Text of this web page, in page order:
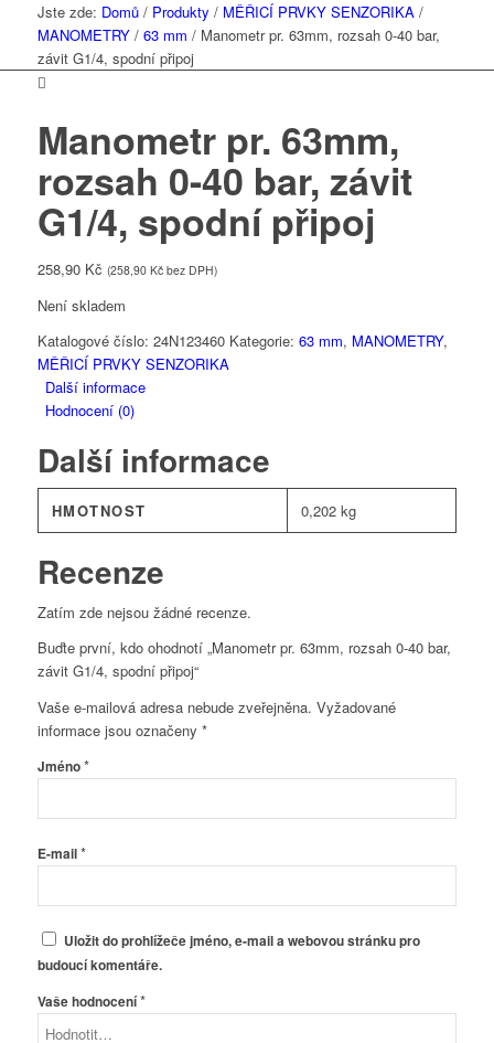
Jste zde: Domů / Produkty / MĚŘICÍ PRVKY SENZORIKA /
MANOMETRY / 63 mm / Manometr pr. 63mm, rozsah 0-40 bar,
závit G1/4, spodní připoj
Manometr pr. 63mm,
rozsah 0-40 bar, závit
G1/4, spodní připoj
258,90 Kč (258,90 Kčbez DPH)
Není skladem
Katalogové číslo: 24N123460 Kategorie: 63 mm, MANOMETRY,
MĚŘICÍ PRVKY SENZORIKA
Další informace
Hodnocení (0)
Další informace
HMOTNOST 0,202 kg
Recenze
Zatím zde nejsou žádné recenze.
Buďte první, kdo ohodnotí „Manometr pr. 63mm, rozsah 0-40 bar,
závit G1/4, spodní připoj“
Vaše e-mailová adresa nebude zveřejněna. Vyžadované
informace jsou označeny *
Jméno*
E-mail*
Uložit do prohlížeče jméno, e-mail a webovou stránku pro
budoucí komentáře.
Vaše hodnocení*